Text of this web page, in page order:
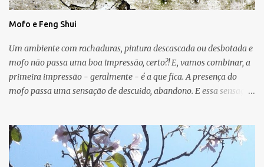
Mofo e Feng Shui
Um ambiente com rachaduras, pintura descascada ou desbotada e
mofo não passa uma boa impressão, certo?! E, vamos combinar, a
primeira impressão - geralmente - é a que fica. A presença do
mofo passa uma sensação de descuido, abandono. E essa sensação,
devido as condições de umidade, falta de luz e falta de ventilação.
As manchas escuras podem aparecer nas paredes, no teto e até
mesmo no chão e, em geral, o mofo é causado por micro-